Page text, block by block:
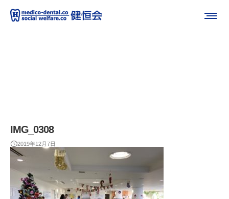
IMG_0308
2019年12月7日